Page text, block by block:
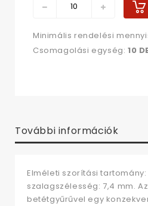
Minimális rendelési
Csomagolási egység: 10
További információk
Elméleti szorítási tartomány:
szalagszélesség: 7,4 mm.
betétgyűrűvel egy